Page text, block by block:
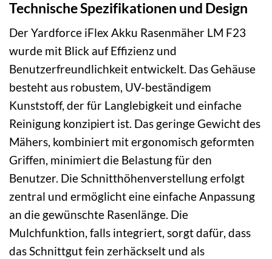
Technische Spezifikationen und Design
Der Yardforce iFlex Akku Rasenmäher LM F23
wurde mit Blick auf Effizienz und
Benutzerfreundlichkeit entwickelt. Das Gehäuse
besteht aus robustem, UV-beständigem
Kunststoff, der für Langlebigkeit und einfache
Reinigung konzipiert ist. Das geringe Gewicht des
Mähers, kombiniert mit ergonomisch geformten
Griffen, minimiert die Belastung für den
Benutzer. Die Schnitthöhenverstellung erfolgt
zentral und ermöglicht eine einfache Anpassung
an die gewünschte Rasenlänge. Die
Mulchfunktion, falls integriert, sorgt dafür, dass
das Schnittgut fein zerhäckselt und als